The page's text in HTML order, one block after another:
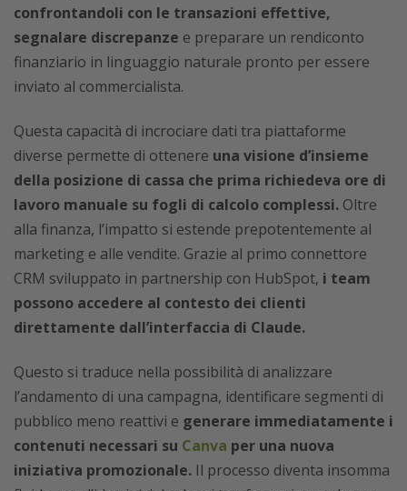
confrontandoli con le transazioni effettive,
segnalare discrepanze e preparare un rendiconto
finanziario in linguaggio naturale pronto per essere
inviato al commercialista.
Questa capacità di incrociare dati tra piattaforme
diverse permette di ottenere una visione d’insieme
della posizione di cassa che prima richiedeva ore di
lavoro manuale su fogli di calcolo complessi. Oltre
alla finanza, l’impatto si estende prepotentemente al
marketing e alle vendite. Grazie al primo connettore
CRM sviluppato in partnership con HubSpot, i team
possono accedere al contesto dei clienti
direttamente dall’interfaccia di Claude.
Questo si traduce nella possibilità di analizzare
l’andamento di una campagna, identificare segmenti di
pubblico meno reattivi e generare immediatamente i
contenuti necessari su Canva per una nuova
iniziativa promozionale. Il processo diventa insomma